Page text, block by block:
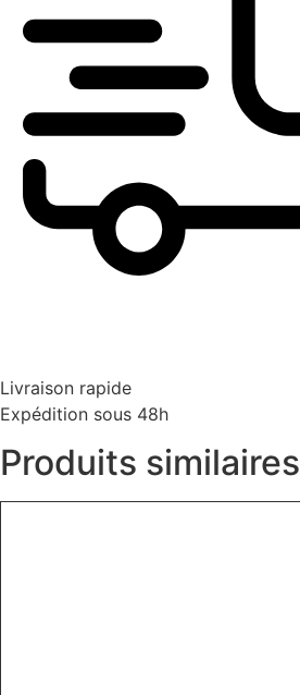
Livraison rapide
Expédition sous 48h
Produits similaires